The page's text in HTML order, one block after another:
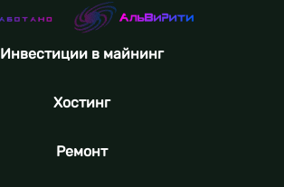
Инвестиции в майнинг
Хостинг
Ремонт